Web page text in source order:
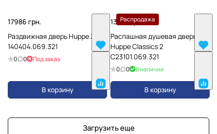
17986 грн.
Раздвижная дверь Huppe X1
140404.069.321
0 0 Под заказ
В корзину
Распродажа
13780 грн.
Распашная душевая дверь
Huppe Classics 2
C23101.069.321
0 0 В наличии
В корзину
Загрузить еще